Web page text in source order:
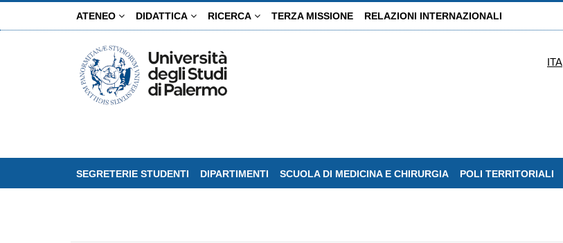
ATENEO DIDATTICA RICERCA TERZA MISSIONE RELAZIONI INTERNAZIONALI
ITA
SEGRETERIE STUDENTI DIPARTIMENTI SCUOLA DI MEDICINA E CHIRURGIA POLI TERRITORIALI